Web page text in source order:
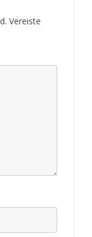
Vereiste